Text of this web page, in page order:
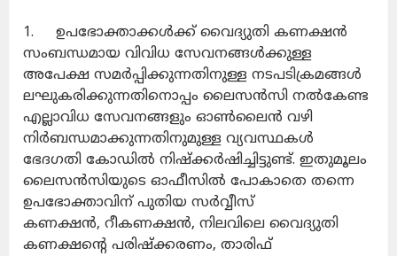
1. ഉപഭോക്താക്കൾക്ക് വൈദ്യുതി കണക്ഷൻ
സംബന്ധമായ വിവിധ സേവനങ്ങൾക്കുള്ള
അപേക്ഷ സമർപ്പിക്കുന്നതിനുള്ള നടപടിക്രമങ്ങൾ
ലഘുകരിക്കുന്നതിനൊപ്പം ലൈസൻസി നൽകേണ്ട
എല്ലാവിധ സേവനങ്ങളും ഓൺലൈൻ വഴി
നിർബന്ധമാക്കുന്നതിനുമുള്ള വ്യവസ്ഥകൾ
ഭേദഗതി കോഡിൽ നിഷ്‌ക്കർഷിച്ചിട്ടുണ്ട്. ഇതുമൂലം
ലൈസൻസിയുടെ ഓഫീസിൽ പോകാതെ തന്നെ
ഉപഭോക്താവിന് പുതിയ സർവ്വീസ്
കണക്ഷൻ, റീകണക്ഷൻ, നിലവിലെ വൈദ്യുതി
കണക്ഷന്റെ പരിഷ്‌ക്കരണം, താരിഫ്